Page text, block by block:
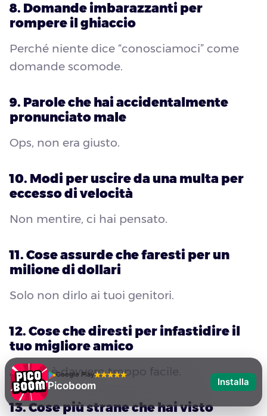
8. Domande imbarazzanti per
rompere il ghiaccio
Perché niente dice “conosciamoci” come
domande scomode.
9. Parole che hai accidentalmente
pronunciato male
Ops, non era giusto.
10. Modi per uscire da una multa per
eccesso di velocità
Non mentire, ci hai pensato.
11. Cose assurde che faresti per un
milione di dollari
Solo non dirlo ai tuoi genitori.
12. Cose che diresti per infastidire il
tuo migliore amico
A volte è davvero troppo facile.
13. Cose più strane che hai visto
Google Play
Picoboom Installa